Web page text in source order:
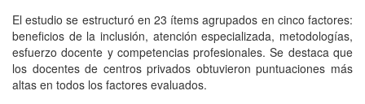
El estudio se estructuró en 23 ítems agrupados en cinco factores:
beneficios de la inclusión, atención especializada, metodologías,
esfuerzo docente y competencias profesionales. Se destaca que
los docentes de centros privados obtuvieron puntuaciones más
altas en todos los factores evaluados.